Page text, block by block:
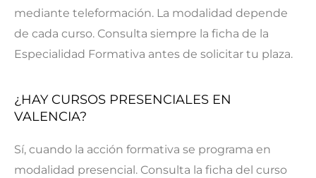
mediante teleformación. La modalidad depende
de cada curso. Consulta siempre la ficha de la
Especialidad Formativa antes de solicitar tu plaza.
¿HAY CURSOS PRESENCIALES EN
VALENCIA?
Sí, cuando la acción formativa se programa en
modalidad presencial. Consulta la ficha del curso